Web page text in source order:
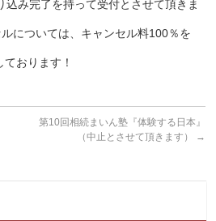
み完了を持って受付とさせて頂きま
については、キャンセル料100％を
おります！
第10回相続まいん塾『体験する日本』
（中止とさせて頂きます）
→